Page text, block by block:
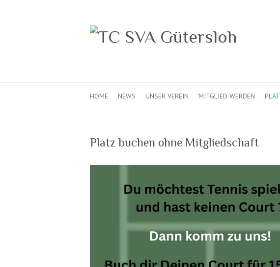
HOME NEWS UNSER VEREIN MITGLIED WERDEN
Platz buchen ohne Mitgliedschaft